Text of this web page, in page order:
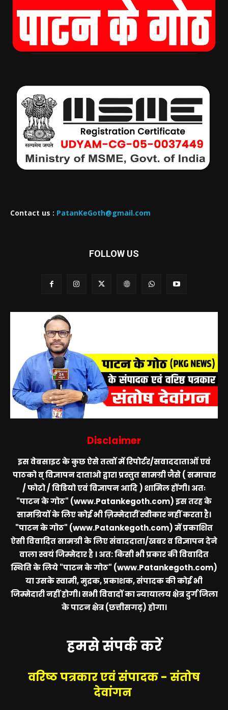
Contact us : PatanKeGoth@gmail.com
FOLLOW US
Disclaimer
इस वेबसाइट के कुछ ऐसे तत्वों में रिपोर्टर/सवाददाताओं एवं
पाठको व् विज्ञापन दाताओ द्वारा प्रस्तुत सामग्री जैसे ( समाचार
/ फोटो / विडियो एवं विज्ञापन आदि ) शामिल होंगी। अतः
"पाटन के गोठ" (www.Patankegoth.com)इस तरह के
सामग्रियों के लिए कोई भी ज़िम्मेदारीं स्वीकार नहीं करता है।
"पाटन के गोठ" (www.Patankegoth.com)में प्रकाशित
ऐसी विवादित सामग्री के लिए संवाददाता/खबर व विज्ञापन देने
वाला स्वयं जिम्मेदार है । अत: किसी भी प्रकार की विवादित
स्थिति के लिये"पाटन के गोठ" (www.Patankegoth.com)
या उसके स्वामी, मुद्रक, प्रकाशक, संपादक की कोई भी
जिम्मेदारी नहीं होगी। सभी विवादों का न्यायालय क्षेत्र दुर्ग जिला
के पाटन क्षेत्र (छत्तीसगढ़) होगा।
हमसे संपर्क करें
वरिष्ठ पत्रकार एवं संपादक - संतोष
देवांगन